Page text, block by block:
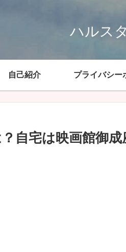
ハルス
自己紹介 プライバシー
自宅は映画館御